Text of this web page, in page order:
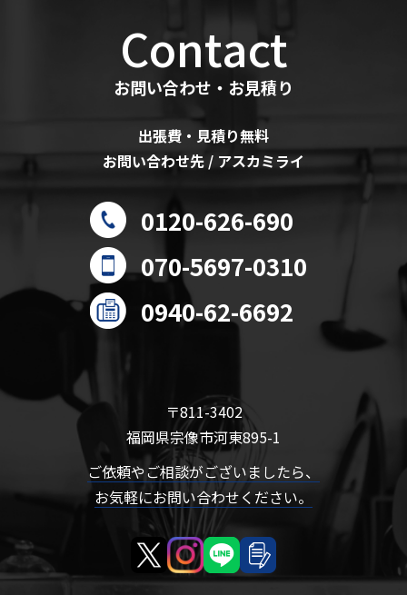
Contact
お問い合わせ・お見積り
出張費・見積り無料
お問い合わせ先 / アスカミライ
0120-626-690
070-5697-0310
0940-62-6692
〒811-3402
福岡県宗像市河東895-1
ご依頼やご相談がございましたら、
お気軽にお問い合わせください。